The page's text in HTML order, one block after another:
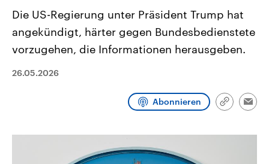
Landtagswahl Sachsen-Anhalt
2026
Sachsen-Anhalt wählt am 6.
Bundesland von einer Koalition aus
und Kandidaten der anstehenden
USA
Aktuelle Beiträge,
den mächtigsten Ländern
mit großem Einfluss auf
aktuelle Weltgeschehen.
Die US-Regierung unter Präsident Trump hat
angekündigt, härter gegen Bundesbedienstete
vorzugehen, die Informationen herausgeben.
26.05.2026
Abonnieren
Link